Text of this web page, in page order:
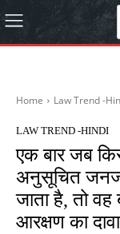
Home Law Trend -
LAW TREND -HINDI
एक बार जब
अनुसूचित
जाता है, तो
आरक्षण का